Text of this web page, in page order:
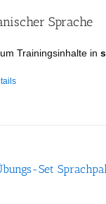
Sprache
Trainingsinhalte in
Set